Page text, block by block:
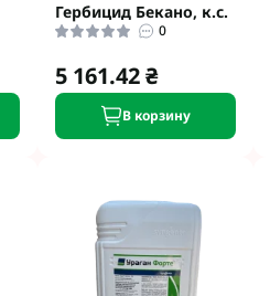
Гербицид Бекано, к.с.
0
5 161.42 ₴
В корзину